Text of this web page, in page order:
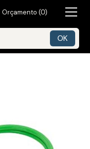
Orçamento (0)